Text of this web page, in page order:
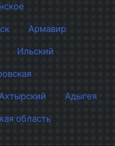
Армавир
Ильский
Адыгея
область